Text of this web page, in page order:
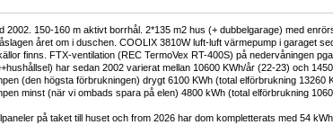
2002. 150-160 m aktivt borrhål. 2*135 m2 hus (+ dubbelgarage) med
året om i duschen. COOLIX 3810W luft-luft värmepump i garaget
finns. FTX-ventilation (REC TermoVex RT-400S) på nedervåningen pga
har sedan 2002 varierat mellan 10600 KWh/år (22-23) och
(den högsta förbrukningen) drygt 6100 KWh (total elförbrukning 13260
minst (när vi ombads spara på elen) 4800 kWh (total elförbrukning
på taket till huset och from 2026 har dom kompletterats med 54 kWh